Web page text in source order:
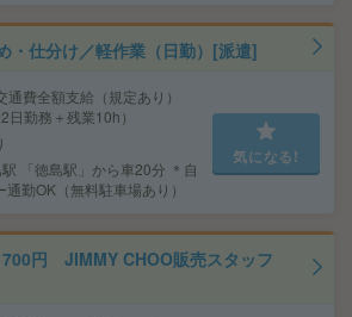
・仕分け／軽作業（日勤）[派遣]
費全額支給（規定あり）
日勤務＋残業10h）
「徳島駅」から車20分 ＊自
勤OK（無料駐車場あり）
気になる!
円 JIMMY CHOO販売スタッフ